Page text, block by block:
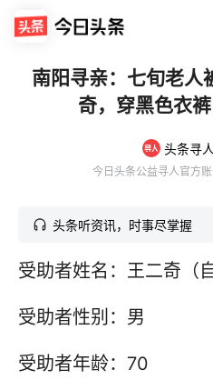
南阳寻亲：七旬老人
奇，穿黑色衣
头条寻人
今日头条公益寻人官方
头条听资讯，时事尽掌握
受助者姓名：王二奇（自
受助者性别：男
受助者年龄：70